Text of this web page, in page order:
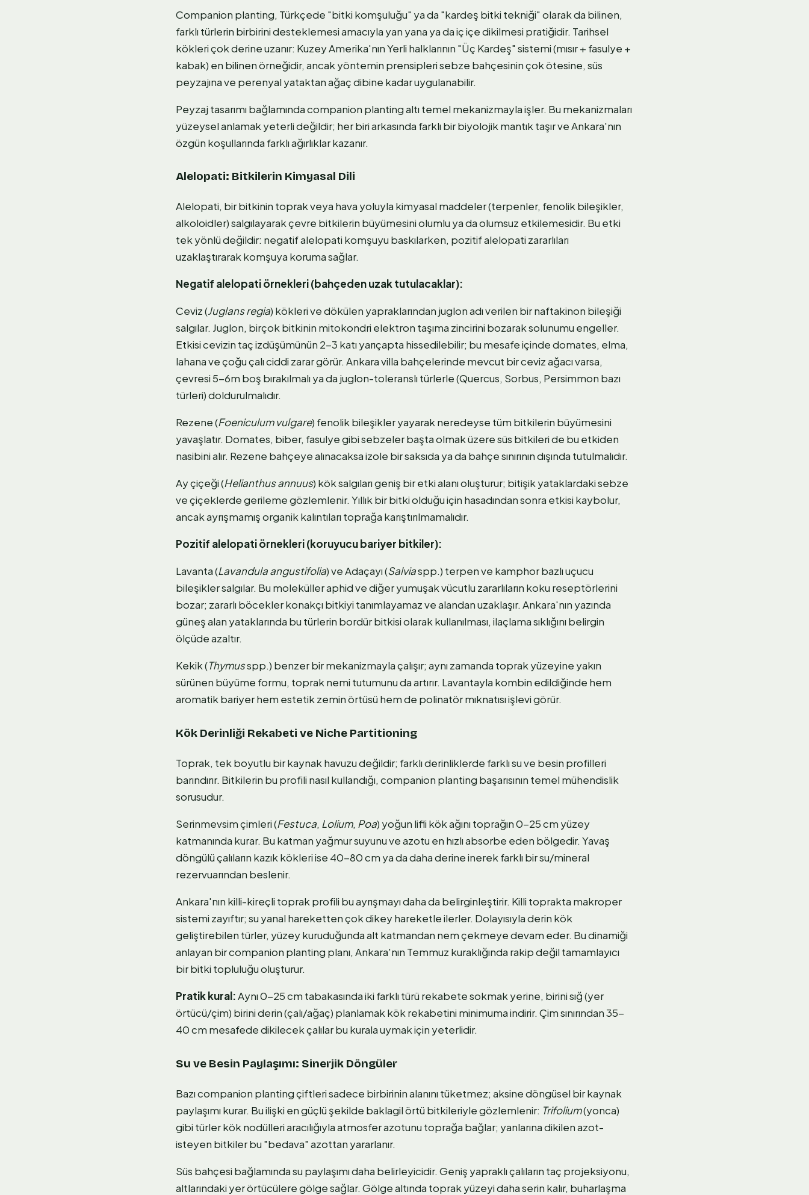
Companion planting, Türkçede "bitki komşuluğu" ya da "kardeş bitki tekniği" olarak da bilinen,
farklı türlerin birbirini desteklemesi amacıyla yan yana ya da iç içe dikilmesi pratiğidir. Tarihsel
kökleri çok derine uzanır: Kuzey Amerika'nın Yerli halklarının "Üç Kardeş" sistemi (mısır + fasulye +
kabak) en bilinen örneğidir, ancak yöntemin prensipleri sebze bahçesinin çok ötesine, süs
peyzajına ve perenyal yataktan ağaç dibine kadar uygulanabilir.
Peyzaj tasarımı bağlamında companion planting altı temel mekanizmayla işler. Bu mekanizmaları
yüzeysel anlamak yeterli değildir; her biri arkasında farklı bir biyolojik mantık taşır ve Ankara'nın
özgün koşullarında farklı ağırlıklar kazanır.
Alelopati: Bitkilerin Kimyasal Dili
Alelopati, bir bitkinin toprak veya hava yoluyla kimyasal maddeler (terpenler, fenolik bileşikler,
alkoloidler) salgılayarak çevre bitkilerin büyümesini olumlu ya da olumsuz etkilemesidir. Bu etki
tek yönlü değildir: negatif alelopati komşuyu baskılarken, pozitif alelopati zararlıları
uzaklaştırarak komşuya koruma sağlar.
Negatif alelopati örnekleri (bahçeden uzak tutulacaklar):
Ceviz (Juglans regia) kökleri ve dökülen yapraklarından juglon adı verilen bir naftakinon bileşiği
salgılar. Juglon, birçok bitkinin mitokondri elektron taşıma zincirini bozarak solunumu engeller.
Etkisi cevizin taç izdüşümünün 2-3 katı yarıçapta hissedilebilir; bu mesafe içinde domates, elma,
lahana ve çoğu çalı ciddi zarar görür. Ankara villa bahçelerinde mevcut bir ceviz ağacı varsa,
çevresi 5-6m boş bırakılmalı ya da juglon-toleranslı türlerle (Quercus, Sorbus, Persimmon bazı
türleri) doldurulmalıdır.
Rezene (Foeniculum vulgare) fenolik bileşikler yayarak neredeyse tüm bitkilerin büyümesini
yavaşlatır. Domates, biber, fasulye gibi sebzeler başta olmak üzere süs bitkileri de bu etkiden
nasibini alır. Rezene bahçeye alınacaksa izole bir saksıda ya da bahçe sınırının dışında tutulmalıdır.
Ay çiçeği (Helianthus annuus) kök salgıları geniş bir etki alanı oluşturur; bitişik yataklardaki sebze
ve çiçeklerde gerileme gözlemlenir. Yıllık bir bitki olduğu için hasadından sonra etkisi kaybolur,
ancak ayrışmamış organik kalıntıları toprağa karıştırılmamalıdır.
Pozitif alelopati örnekleri (koruyucu bariyer bitkiler):
Lavanta (Lavandula angustifolia) ve Adaçayı (Salviaspp.) terpen ve kamphor bazlı uçucu
bileşikler salgılar. Bu moleküller aphid ve diğer yumuşak vücutlu zararlıların koku reseptörlerini
bozar; zararlı böcekler konakçı bitkiyi tanımlayamaz ve alandan uzaklaşır. Ankara'nın yazında
güneş alan yataklarında bu türlerin bordür bitkisi olarak kullanılması, ilaçlama sıklığını belirgin
ölçüde azaltır.
Kekik (Thymusspp.) benzer bir mekanizmayla çalışır; aynı zamanda toprak yüzeyine yakın
sürünen büyüme formu, toprak nemi tutumunu da artırır. Lavantayla kombin edildiğinde hem
aromatik bariyer hem estetik zemin örtüsü hem de polinatör mıknatısı işlevi görür.
Kök Derinliği Rekabeti ve Niche Partitioning
Toprak, tek boyutlu bir kaynak havuzu değildir; farklı derinliklerde farklı su ve besin profilleri
barındırır. Bitkilerin bu profili nasıl kullandığı, companion planting başarısının temel mühendislik
sorusudur.
Serinmevsim çimleri (Festuca, Lolium, Poa) yoğun lifli kök ağını toprağın 0-25 cm yüzey
katmanında kurar. Bu katman yağmur suyunu ve azotu en hızlı absorbe eden bölgedir. Yavaş
döngülü çalıların kazık kökleri ise 40-80 cm ya da daha derine inerek farklı bir su/mineral
rezervuarından beslenir.
Ankara'nın killi-kireçli toprak profili bu ayrışmayı daha da belirginleştirir. Killi toprakta makroper
sistemi zayıftır; su yanal hareketten çok dikey hareketle ilerler. Dolayısıyla derin kök
geliştirebilen türler, yüzey kuruduğunda alt katmandan nem çekmeye devam eder. Bu dinamiği
anlayan bir companion planting planı, Ankara'nın Temmuz kuraklığında rakip değil tamamlayıcı
bir bitki topluluğu oluşturur.
Pratik kural:Aynı 0-25 cm tabakasında iki farklı türü rekabete sokmak yerine, birini sığ (yer
örtücü/çim) birini derin (çalı/ağaç) planlamak kök rekabetini minimuma indirir. Çim sınırından 35-
40 cm mesafede dikilecek çalılar bu kurala uymak için yeterlidir.
Su ve Besin Paylaşımı: Sinerjik Döngüler
Bazı companion planting çiftleri sadece birbirinin alanını tüketmez; aksine döngüsel bir kaynak
paylaşımı kurar. Bu ilişki en güçlü şekilde baklagil örtü bitkileriyle gözlemlenir: Trifolium(yonca)
gibi türler kök nodülleri aracılığıyla atmosfer azotunu toprağa bağlar; yanlarına dikilen azot-
isteyen bitkiler bu "bedava" azottan yararlanır.
Süs bahçesi bağlamında su paylaşımı daha belirleyicidir. Geniş yapraklı çalıların taç projeksiyonu,
altlarındaki yer örtücülere gölge sağlar. Gölge altında toprak yüzeyi daha serin kalır, buharlaşma